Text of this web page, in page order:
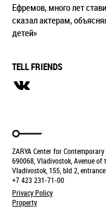
Ефремов, много лет
сказал актерам,
детей»
TELL FRIENDS
ZARYA Center for
690068, Vladivostok, Avenue
Vladivostok, 155, bld 2,
+7 423 231-71-00
Privacy Policy
Property